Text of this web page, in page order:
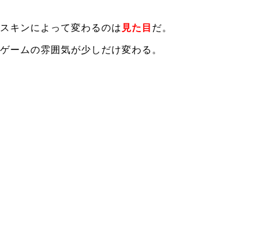
スキンによって変わるのは 見た目 だ。
ゲームの雰囲気が少しだけ変わる。